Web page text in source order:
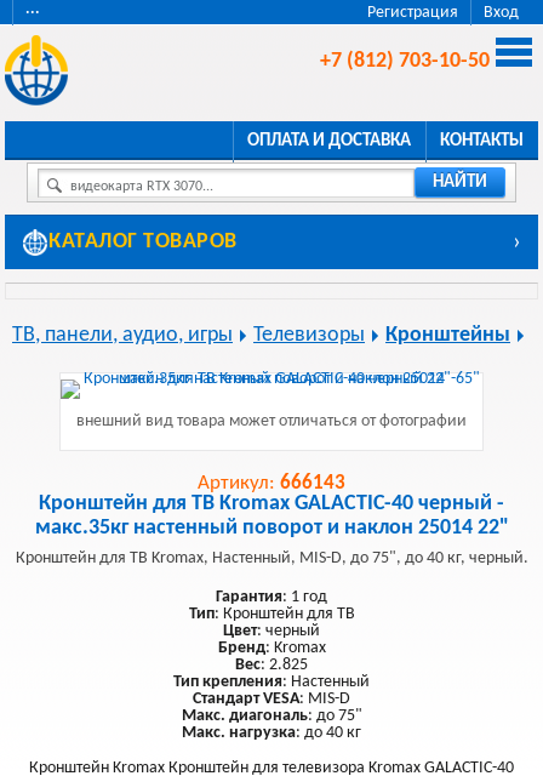
Регистрация Вход
···
+7 (812) 703-10-50
ОПЛАТА И ДОСТАВКА КОНТАКТЫ
видеокарта RTX 3070... НАЙТИ
КАТАЛОГ ТОВАРОВ ›
ТВ, панели, аудио, игры Телевизоры Кронштейны
внешний вид товара может отличаться от фотографии
Артикул: 666143
Кронштейн для ТВ Kromax GALACTIC-40 черный -
макс.35кг настенный поворот и наклон 25014 22"
Кронштейн для ТВ Kromax, Настенный, MIS-D, до 75", до 40 кг, черный.
Гарантия: 1 год
Тип: Кронштейн для ТВ
Цвет: черный
Бренд: Kromax
Вес: 2.825
Тип крепления: Настенный
Стандарт VESA: MIS-D
Макс. диагональ: до 75"
Макс. нагрузка: до 40 кг
Кронштейн Kromax Кронштейн для телевизора Kromax GALACTIC-40